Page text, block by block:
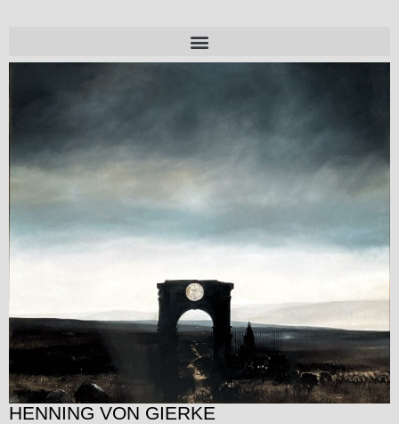
HENNING VON GIERKE